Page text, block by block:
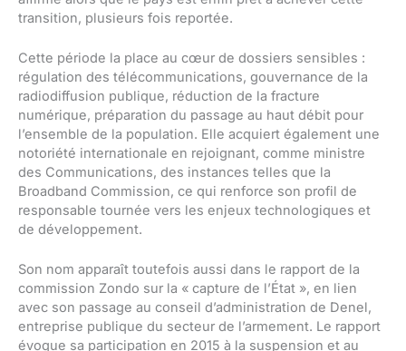
transition, plusieurs fois reportée.
Cette période la place au cœur de dossiers sensibles :
régulation des télécommunications, gouvernance de la
radiodiffusion publique, réduction de la fracture
numérique, préparation du passage au haut débit pour
l’ensemble de la population. Elle acquiert également une
notoriété internationale en rejoignant, comme ministre
des Communications, des instances telles que la
Broadband Commission, ce qui renforce son profil de
responsable tournée vers les enjeux technologiques et
de développement.
Son nom apparaît toutefois aussi dans le rapport de la
commission Zondo sur la « capture de l’État », en lien
avec son passage au conseil d’administration de Denel,
entreprise publique du secteur de l’armement. Le rapport
évoque sa participation en 2015 à la suspension et au